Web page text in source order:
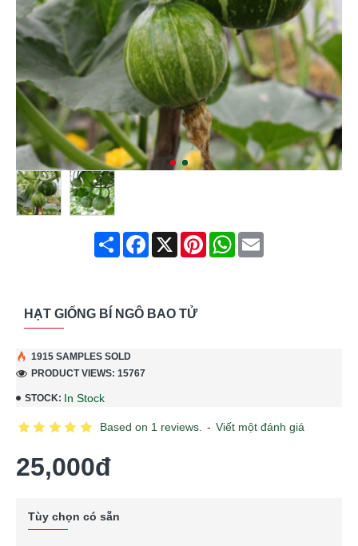
ShareFacebook
X PinterestWhatsApp
Email
HẠT GIỐNG BÍ NGÔ BAO TỬ
STOCK: In Stock
1915 SAMPLES SOLD
PRODUCT VIEWS: 15767
Based on 1 reviews. - Viết một đánh giá
25,000đ
Tùy chọn có sẵn